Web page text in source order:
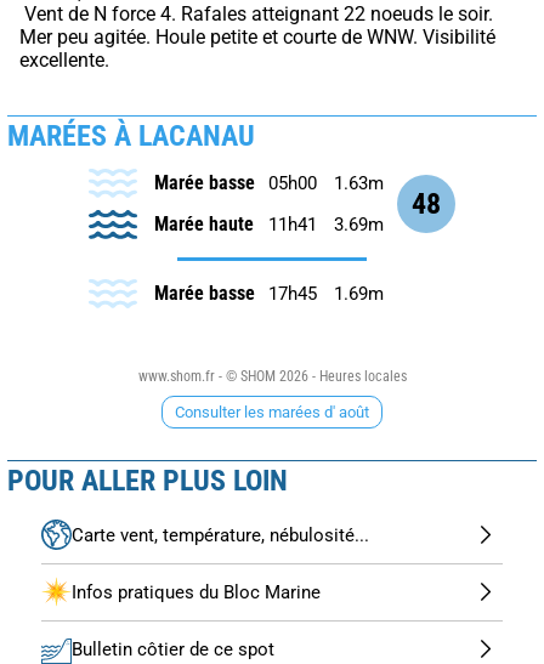
Mer peu agitée. Houle petite et courte de WNW. Visibilité
excellente.
MARÉES À LACANAU
48
Marée basse 05h00 1.63m
Marée haute 11h41 3.69m
Marée basse 17h45 1.69m
www.shom.fr - © SHOM 2026 - Heures locales
Consulter les marées d' août
POUR ALLER PLUS LOIN
Carte vent, température, nébulosité...
Infos pratiques du Bloc Marine
Bulletin côtier de ce spot